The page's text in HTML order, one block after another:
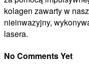
kolagen zawarty w
nieinwazyjny,
lasera.
No Comments Yet